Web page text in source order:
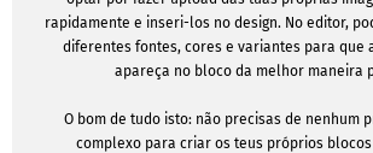
rapidamente e inseri-los no design. No editor,
diferentes fontes, cores e variantes para que
apareça no bloco da melhor maneira
O bom de tudo isto: não precisas de nenhum
complexo para criar os teus próprios